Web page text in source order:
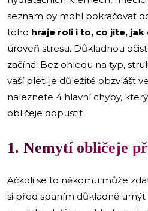
seznam by mohl pokračovat
toho hraje roli i to, co jíte, jak
úroveň stresu. Důkladnou
začíná. Bez ohledu na typ,
vaší pleti je důležité obzvlášť
naleznete 4 hlavní chyby,
obličeje dopustit
1. Nemytí obličeje
Ačkoli se to někomu může
si před spaním důkladně umýt